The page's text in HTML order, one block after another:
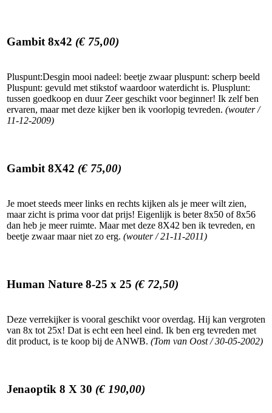
Gambit 8x42 (€ 75,00)
Pluspunt:Desgin mooi nadeel: beetje zwaar pluspunt: scherp beeld
Pluspunt: gevuld met stikstof waardoor waterdicht is. Plusplunt:
tussen goedkoop en duur Zeer geschikt voor beginner! Ik zelf ben
ervaren, maar met deze kijker ben ik voorlopig tevreden. (wouter /
11-12-2009)
Gambit 8X42 (€ 75,00)
Je moet steeds meer links en rechts kijken als je meer wilt zien,
maar zicht is prima voor dat prijs! Eigenlijk is beter 8x50 of 8x56
dan heb je meer ruimte. Maar met deze 8X42 ben ik tevreden, en
beetje zwaar maar niet zo erg. (wouter / 21-11-2011)
Human Nature 8-25 x 25 (€ 72,50)
Deze verrekijker is vooral geschikt voor overdag. Hij kan vergroten
van 8x tot 25x! Dat is echt een heel eind. Ik ben erg tevreden met
dit product, is te koop bij de ANWB. (Tom van Oost / 30-05-2002)
Jenaoptik 8 X 30 (€ 190,00)